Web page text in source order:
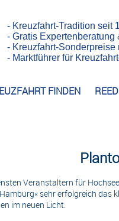
FINDEN
- Kreuzfahrt-Tradition seit
- Gratis
- Kreuzfahrt-Sonderpreise
- Marktführer für
Veranstaltern für
sehr erfolgreich
im neuen Licht.